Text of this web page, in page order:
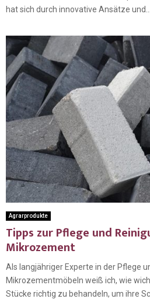
hat sich durch innovative Ansätze und...
Agrarprodukte
Tipps zur Pflege und
Mikrozement
Als langjähriger Experte in der Pflege
Mikrozementmöbeln weiß ich, wie
Stücke richtig zu behandeln, um ihre